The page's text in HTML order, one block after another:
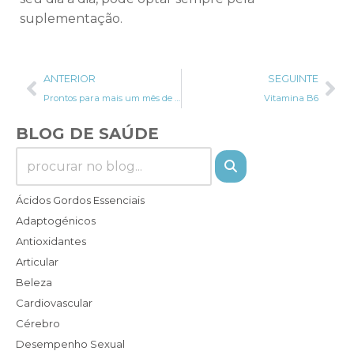
BLOG DE SAÚDE
Ácidos Gordos Essenciais
Adaptogénicos
Antioxidantes
Articular
Beleza
Cardiovascular
Cérebro
Desempenho Sexual
suplementação.
ANTERIOR
Prontos para mais um mês de excessos?
SEGUINTE
Vitamina B6